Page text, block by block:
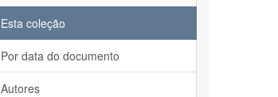
Esta coleção
Por data do documento
Autores